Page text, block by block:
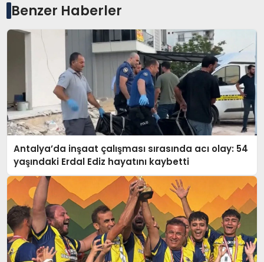
Benzer Haberler
Antalya’da inşaat çalışması sırasında acı olay: 54
yaşındaki Erdal Ediz hayatını kaybetti